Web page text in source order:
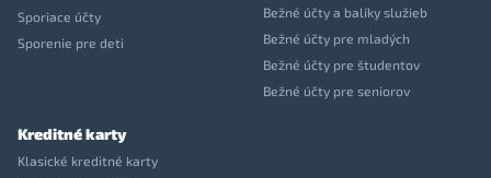
Sporiace účty
Sporenie pre deti
Bežné účty a balíky služieb
Bežné účty pre mladých
Bežné účty pre študentov
Bežné účty pre seniorov
Kreditné karty
Klasické kreditné karty